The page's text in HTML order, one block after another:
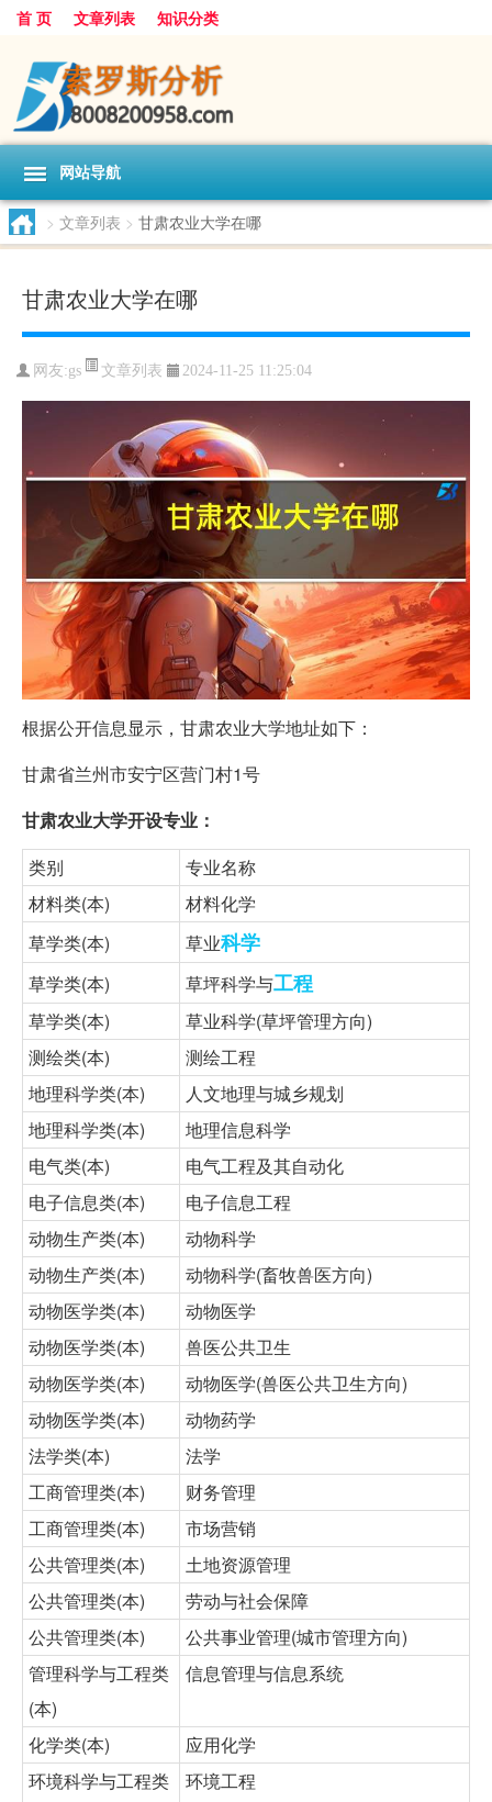
首 页 文章列表 知识分类
网站导航
> 文章列表 > 甘肃农业大学在哪
甘肃农业大学在哪
网友:gs 文章列表 2024-11-25 11:25:04
根据公开信息显示，甘肃农业大学地址如下：
甘肃省兰州市安宁区营门村1号
甘肃农业大学开设专业：
类别
专业名称
材料类(本)
材料化学
草学类(本)
草业科学
草学类(本) 草坪科学与工程
草学类(本)
草业科学(草坪管理方向)
测绘类(本)
测绘工程
地理科学类(本)
人文地理与城乡规划
地理科学类(本)
地理信息科学
电气类(本)
电气工程及其自动化
电子信息类(本)
电子信息工程
动物生产类(本)
动物科学
动物生产类(本)
动物科学(畜牧兽医方向)
动物医学类(本)
动物医学
动物医学类(本)
兽医公共卫生
动物医学类(本)
动物医学(兽医公共卫生方向)
动物医学类(本)
动物药学
法学类(本)
法学
工商管理类(本)
财务管理
工商管理类(本)
市场营销
公共管理类(本)
土地资源管理
公共管理类(本)
劳动与社会保障
公共管理类(本)
公共事业管理(城市管理方向)
管理科学与工程类
(本)
信息管理与信息系统
化学类(本)
应用化学
环境科学与工程类
环境工程